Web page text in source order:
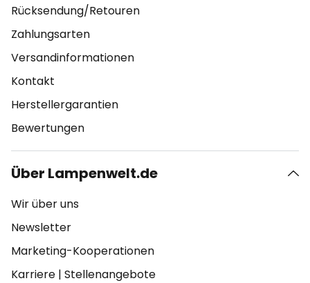
Rücksendung/Retouren
Zahlungsarten
Versandinformationen
Kontakt
Herstellergarantien
Bewertungen
Über Lampenwelt.de
Wir über uns
Newsletter
Marketing-Kooperationen
Karriere | Stellenangebote